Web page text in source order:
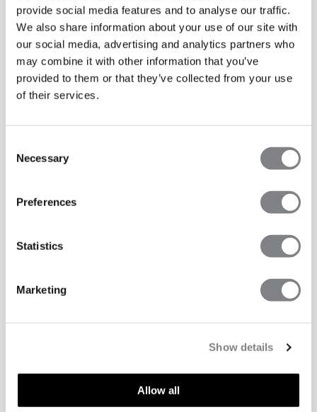
provide social media features and to analyse our traffic.
We also share information about your use of our site with
our social media, advertising and analytics partners who
may combine it with other information that you’ve
provided to them or that they’ve collected from your use
of their services.
Selection
Necessary
Preferences
Statistics
Marketing
Show details
Allow all